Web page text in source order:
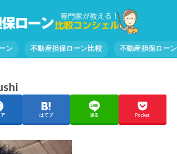
ン 不動産担保ローン比較 不動産担保ロー
ア はてブ 送る Pocket